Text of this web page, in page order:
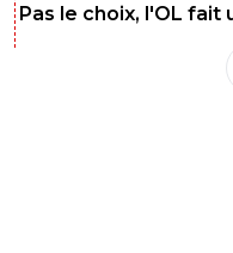
Pas le choix, l'OL